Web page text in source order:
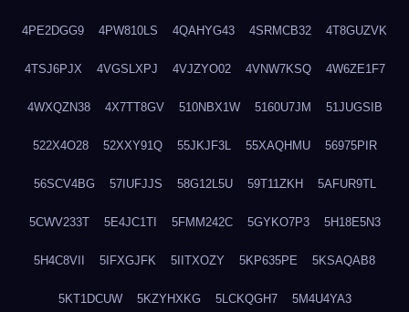
4PE2DGG9 4PW810LS 4QAHYG43 4SRMCB32 4T8GUZVK
4TSJ6PJX 4VGSLXPJ 4VJZYO02 4VNW7KSQ 4W6ZE1F7
4WXQZN38 4X7TT8GV 510NBX1W 5160U7JM 51JUGSIB
522X4O28 52XXY91Q 55JKJF3L 55XAQHMU 56975PIR
56SCV4BG 57IUFJJS 58G12L5U 59T11ZKH 5AFUR9TL
5CWV233T 5E4JC1TI 5FMM242C 5GYKO7P3 5H18E5N3
5H4C8VII 5IFXGJFK 5IITXOZY 5KP635PE 5KSAQAB8
5KT1DCUW 5KZYHXKG 5LCKQGH7 5M4U4YA3